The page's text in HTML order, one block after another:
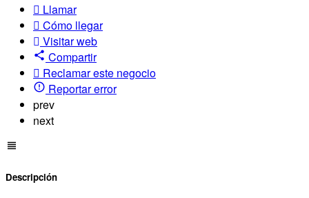
Llamar
Cómo llegar
Visitar web
Compartir
Reclamar este negocio
Reportar error
prev
next
Descripción